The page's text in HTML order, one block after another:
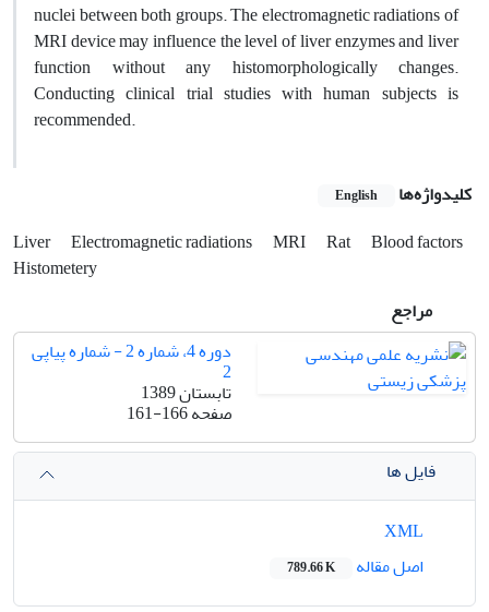
nuclei between both groups. The electromagnetic radiations of
MRI device may influence the level of liver enzymes and liver
function without any histomorphologically changes.
Conducting clinical trial studies with human subjects is
recommended.
کلیدواژه‌ها English
Liver Electromagnetic radiations MRI Rat Blood factors
Histometery
مراجع
دوره 4، شماره 2 - شماره پیاپی
2
تابستان 1389
صفحه161-166
فایل ها
اصل مقاله
789.66 K